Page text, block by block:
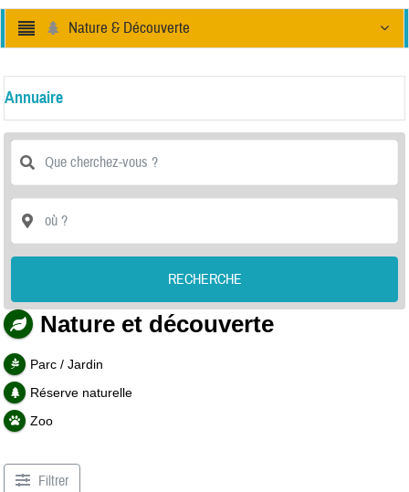
Nature & Découverte
Annuaire
RECHERCHE
Nature et découverte
Parc / Jardin
Réserve naturelle
Zoo
Filtrer